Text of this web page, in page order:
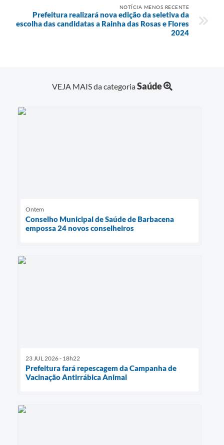
NOTÍCIA MENOS RECENTE
Prefeitura realizará nova edição da seletiva da
escolha das candidatas a Rainha das Rosas e Flores
2024
VEJA MAIS da categoriaSaúde
Ontem
Conselho Municipal de Saúde de Barbacena
empossa 24 novos conselheiros
23 JUL 2026 - 18h22
Prefeitura fará repescagem da Campanha de
Vacinação Antirrábica Animal